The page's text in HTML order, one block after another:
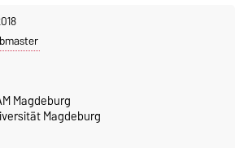
Suche
ihr
Magdeburg
Magdeburg